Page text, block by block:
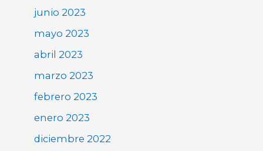
junio 2023
mayo 2023
abril 2023
marzo 2023
febrero 2023
enero 2023
diciembre 2022